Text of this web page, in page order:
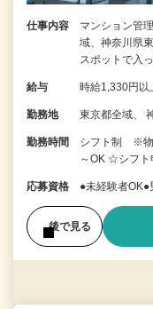
仕事内容
マンション管
域、神奈川県
スポットで入
給与 時給1,330円以
勤務地 東京都全域、
勤務時間
シフト制 ※物
～OK ☆シフト
応募資格 ●未経験者OK●
後で見る